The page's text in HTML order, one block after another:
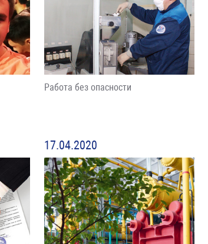
Работа без опасности
17.04.2020